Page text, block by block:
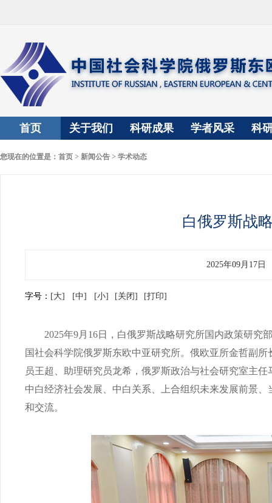
首页 关于我们 科研成果 学者风采 科
您现在的位置是： 首页 > 新闻公告 > 学术动态
白俄罗斯战
2025年09月17日
字号： [大] [中] [小] [关闭] [打印]
2025年9月16日，白俄罗斯战略研究所国内政策研究
国社会科学院俄罗斯东欧中亚研究所。俄欧亚所金哲副
员王超、助理研究员龙希，俄罗斯政治与社会研究室主
中白经济社会发展、中白关系、上合组织未来发展前景
和交流。